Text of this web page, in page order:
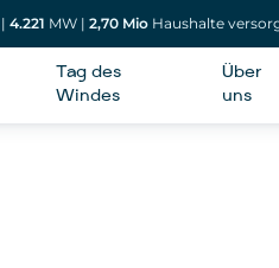
| 4.221 MW | 2,70 Mio Haushalte
Tag des
Windes
Über
uns